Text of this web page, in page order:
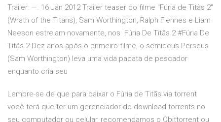
Trailer: —. 16 Jan 2012 Trailer teaser do filme "Fúria de Titãs 2"
(Wrath of the Titans), Sam Worthington, Ralph Fiennes e Liam
Neeson estrelam novamente, nos Fúria De Titãs 2 #Fúria De
Titãs 2 Dez anos após o primeiro filme, o semideus Perseus
(Sam Worthington) leva uma vida pacata de pescador
enquanto cria seu
Lembre-se de que para baixar o Fúria de Titãs via torrent
você terá que ter um gerenciador de download torrents no
seu computador ou celular, recomendamos o Qbittorrent ou